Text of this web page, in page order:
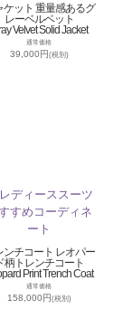
ケット 重量感あるグ
レーベルベット
Velvet Solid Jacket
通常価格
39,000円(税別)
ンチコート レオパー
柄トレンチコート
Print Trench Coat
通常価格
158,000円(税別)